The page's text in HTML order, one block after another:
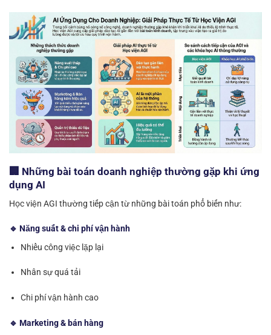
🏢 Những bài toán doanh nghiệp thường gặp khi ứng
dụng AI
Học viện AGI thường tiếp cận từ những bài toán phổ biến như:
🔹 Năng suất & chi phí vận hành
Nhiều công việc lặp lại
Nhân sự quá tải
Chi phí vận hành cao
🔹 Marketing & bán hàng